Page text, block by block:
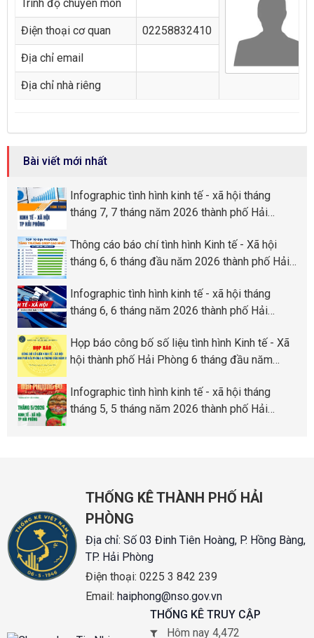
Trình độ chuyên môn
Điện thoại cơ quan 02258832410
Địa chỉ email
Địa chỉ nhà riêng
Bài viết mới nhất
Infographic tình hình kinh tế - xã hội tháng
tháng 7, 7 tháng năm 2026 thành phố Hải
Thông cáo báo chí tình hình Kinh tế - Xã hội
tháng 6, 6 tháng đầu năm 2026 thành phố Hải
Infographic tình hình kinh tế - xã hội tháng
tháng 6, 6 tháng năm 2026 thành phố Hải
Họp báo công bố số liệu tình hình Kinh tế - Xã
hội thành phố Hải Phòng 6 tháng đầu năm
Infographic tình hình kinh tế - xã hội tháng
tháng 5, 5 tháng năm 2026 thành phố Hải
THỐNG KÊ THÀNH PHỐ HẢI
PHÒNG
Địa chỉ: Số 03 Đinh Tiên Hoàng, P. Hồng Bàng,
TP. Hải Phòng
Điện thoại: 0225 3 842 239
Email: haiphong@nso.gov.vn
THỐNG KÊ TRUY CẬP
Hôm nay 4,472